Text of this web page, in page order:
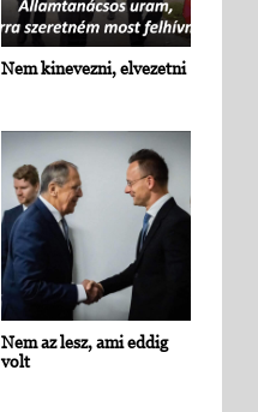
Nem kinevezni, elvezetni
Nem az lesz, ami eddig
volt